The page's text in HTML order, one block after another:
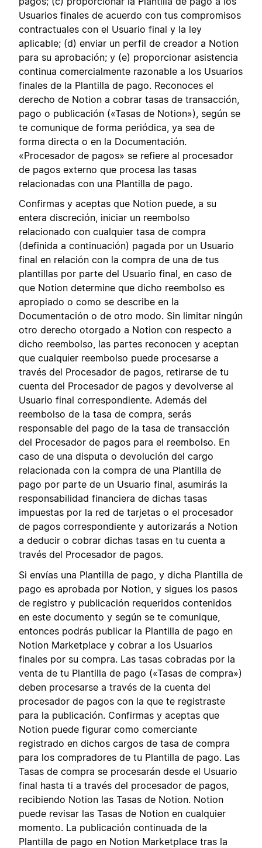
Usuarios finales de acuerdo con tus compromisos
contractuales con el Usuario final y la ley
aplicable; (d) enviar un perfil de creador a Notion
para su aprobación; y (e) proporcionar asistencia
continua comercialmente razonable a los Usuarios
finales de la Plantilla de pago. Reconoces el
derecho de Notion a cobrar tasas de transacción,
pago o publicación («Tasas de Notion»), según se
te comunique de forma periódica, ya sea de
forma directa o en la Documentación.
«Procesador de pagos» se refiere al procesador
de pagos externo que procesa las tasas
relacionadas con una Plantilla de pago.
Confirmas y aceptas que Notion puede, a su
entera discreción, iniciar un reembolso
relacionado con cualquier tasa de compra
(definida a continuación) pagada por un Usuario
final en relación con la compra de una de tus
plantillas por parte del Usuario final, en caso de
que Notion determine que dicho reembolso es
apropiado o como se describe en la
Documentación o de otro modo. Sin limitar ningún
otro derecho otorgado a Notion con respecto a
dicho reembolso, las partes reconocen y aceptan
que cualquier reembolso puede procesarse a
través del Procesador de pagos, retirarse de tu
cuenta del Procesador de pagos y devolverse al
Usuario final correspondiente. Además del
reembolso de la tasa de compra, serás
responsable del pago de la tasa de transacción
del Procesador de pagos para el reembolso. En
caso de una disputa o devolución del cargo
relacionada con la compra de una Plantilla de
pago por parte de un Usuario final, asumirás la
responsabilidad financiera de dichas tasas
impuestas por la red de tarjetas o el procesador
de pagos correspondiente y autorizarás a Notion
a deducir o cobrar dichas tasas en tu cuenta a
través del Procesador de pagos.
Si envías una Plantilla de pago, y dicha Plantilla de
pago es aprobada por Notion, y sigues los pasos
de registro y publicación requeridos contenidos
en este documento y según se te comunique,
entonces podrás publicar la Plantilla de pago en
Notion Marketplace y cobrar a los Usuarios
finales por su compra. Las tasas cobradas por la
venta de tu Plantilla de pago («Tasas de compra»)
deben procesarse a través de la cuenta del
procesador de pagos con la que te registraste
para la publicación. Confirmas y aceptas que
Notion puede figurar como comerciante
registrado en dichos cargos de tasa de compra
para los compradores de tu Plantilla de pago. Las
Tasas de compra se procesarán desde el Usuario
final hasta ti a través del procesador de pagos,
recibiendo Notion las Tasas de Notion. Notion
puede revisar las Tasas de Notion en cualquier
momento. La publicación continuada de la
Plantilla de pago en Notion Marketplace tras la